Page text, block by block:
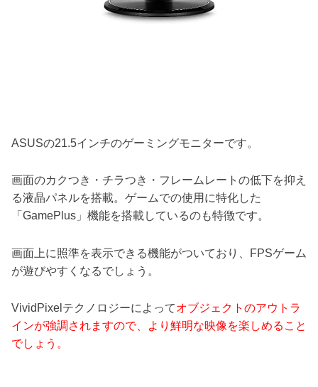
ASUSの21.5インチのゲーミングモニターです。
画面のカクつき・チラつき・フレームレートの低下を抑え
る液晶パネルを搭載。ゲームでの使用に特化した
「GamePlus」機能を搭載しているのも特徴です。
画面上に照準を表示できる機能がついており、FPSゲーム
が遊びやすくなるでしょう。
VividPixelテクノロジーによってオブジェクトのアウトラ
インが強調されますので、より鮮明な映像を楽しめること
でしょう。